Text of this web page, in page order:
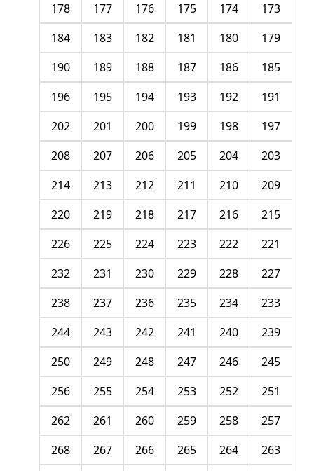
173
174
175
176
177
178
179
180
181
182
183
184
185
186
187
188
189
190
191
192
193
194
195
196
197
198
199
200
201
202
203
204
205
206
207
208
209
210
211
212
213
214
215
216
217
218
219
220
221
222
223
224
225
226
227
228
229
230
231
232
233
234
235
236
237
238
239
240
241
242
243
244
245
246
247
248
249
250
251
252
253
254
255
256
257
258
259
260
261
262
263
264
265
266
267
268